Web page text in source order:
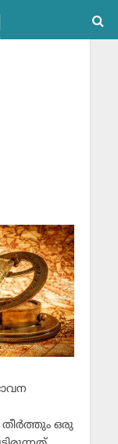
തീര്‍ത്തും ഒരു